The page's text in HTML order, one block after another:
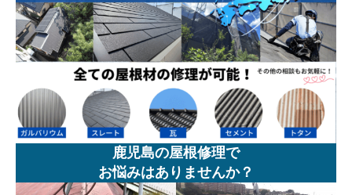
鹿児島の屋根修理で
お悩みはありませんか？